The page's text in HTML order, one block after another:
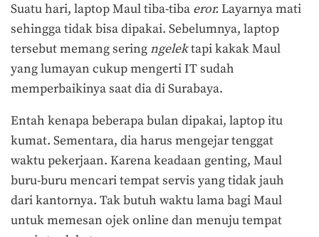
Suatu hari, laptop Maul tiba-tiba eror.Layarnya mati
sehingga tidak bisa dipakai. Sebelumnya, laptop
tersebut memang seringngelektapi kakak Maul
yang lumayan cukup mengerti IT sudah
memperbaikinya saat dia di Surabaya.
Entah kenapa beberapa bulan dipakai, laptop itu
kumat. Sementara, dia harus mengejar tenggat
waktu pekerjaan. Karena keadaan genting, Maul
buru-buru mencari tempat servis yang tidak jauh
dari kantornya. Tak butuh waktu lama bagi Maul
untuk memesan ojek online dan menuju tempat